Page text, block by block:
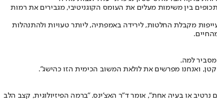
בין משימות מעלים את העומס הקוגניטיבי, מגבירים את רמות
מקבלת החלטות, לירידה באמפתיה, ליותר טעויות ולהתנהלות
מסביר למה.
ואנחנו מפרשים את לולאת המשוב הכימית הזו כהישג".
או בעיה אחת", אומר ד”ר האצ’ינס. "ברמה הפיזיולוגית, קצב הלב